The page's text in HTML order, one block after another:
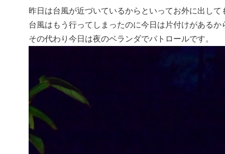
昨日は台風が近づいているからといってお外に出して
台風はもう行ってしまったのに今日は片付けがある
その代わり今日は夜のベランダでパトロールです。